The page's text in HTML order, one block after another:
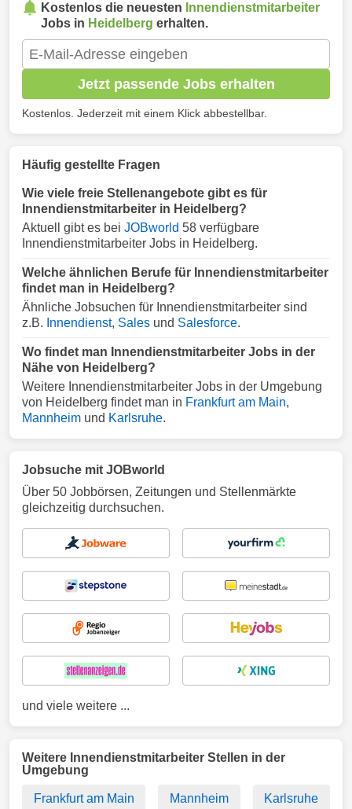
Kostenlos die neuesten Innendienstmitarbeiter
Jobs in Heidelberg erhalten.
Jetzt passende Jobs erhalten
Kostenlos. Jederzeit mit einem Klick abbestellbar.
Häufig gestellte Fragen
Wie viele freie Stellenangebote gibt es für
Innendienstmitarbeiter in Heidelberg?
Aktuell gibt es bei JOBworld 58 verfügbare
Innendienstmitarbeiter Jobs in Heidelberg.
Welche ähnlichen Berufe für Innendienstmitarbeiter
findet man in Heidelberg?
Ähnliche Jobsuchen für Innendienstmitarbeiter sind
z.B. Innendienst, Sales und Salesforce.
Wo findet man Innendienstmitarbeiter Jobs in der
Nähe von Heidelberg?
Weitere Innendienstmitarbeiter Jobs in der Umgebung
von Heidelberg findet man in Frankfurt am Main,
Mannheim und Karlsruhe.
Jobsuche mit JOBworld
Über 50 Jobbörsen, Zeitungen und Stellenmärkte
gleichzeitig durchsuchen.
und viele weitere ...
Weitere Innendienstmitarbeiter Stellen in der
Umgebung
Frankfurt am Main Mannheim Karlsruhe